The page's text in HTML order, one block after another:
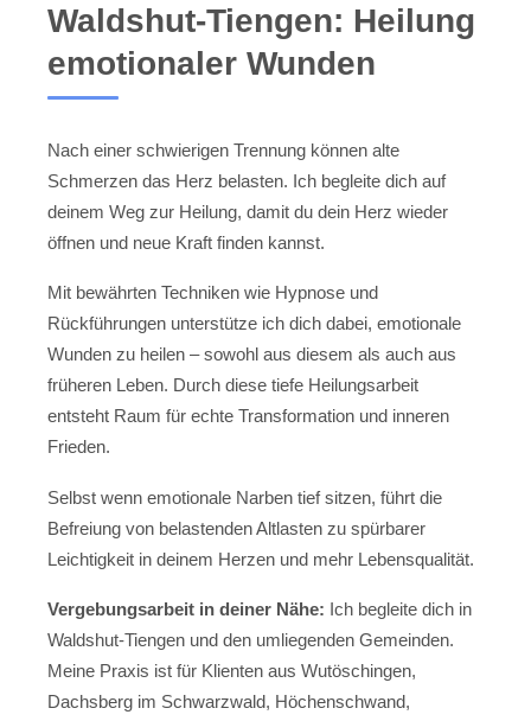
Waldshut-Tiengen: Heilung
emotionaler Wunden
Nach einer schwierigen Trennung können alte
Schmerzen das Herz belasten. Ich begleite dich auf
deinem Weg zur Heilung, damit du dein Herz wieder
öffnen und neue Kraft finden kannst.
Mit bewährten Techniken wie Hypnose und
Rückführungen unterstütze ich dich dabei, emotionale
Wunden zu heilen – sowohl aus diesem als auch aus
früheren Leben. Durch diese tiefe Heilungsarbeit
entsteht Raum für echte Transformation und inneren
Frieden.
Selbst wenn emotionale Narben tief sitzen, führt die
Befreiung von belastenden Altlasten zu spürbarer
Leichtigkeit in deinem Herzen und mehr Lebensqualität.
Vergebungsarbeit in deiner Nähe: Ich begleite dich in
Waldshut-Tiengen und den umliegenden Gemeinden.
Meine Praxis ist für Klienten aus Wutöschingen,
Dachsberg im Schwarzwald, Höchenschwand,